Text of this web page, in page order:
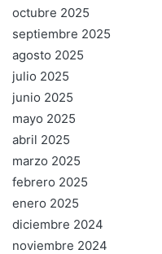
octubre 2025
septiembre 2025
agosto 2025
julio 2025
junio 2025
mayo 2025
abril 2025
marzo 2025
febrero 2025
enero 2025
diciembre 2024
noviembre 2024